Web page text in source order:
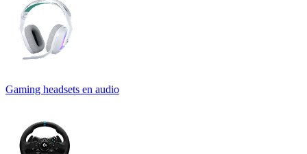
Gaming headsets en audio